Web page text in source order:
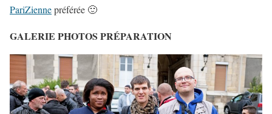
PariZiennepréférée 🙂
GALERIE PHOTOS PRÉPARATION